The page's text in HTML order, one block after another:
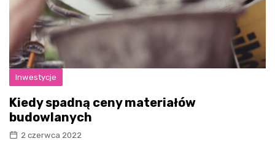
Inwestycje
Kiedy spadną ceny materiałów
budowlanych
2 czerwca 2022